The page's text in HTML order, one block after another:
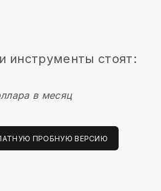
инструменты стоят:
в месяц
ПРОБНУЮ ВЕРСИЮ